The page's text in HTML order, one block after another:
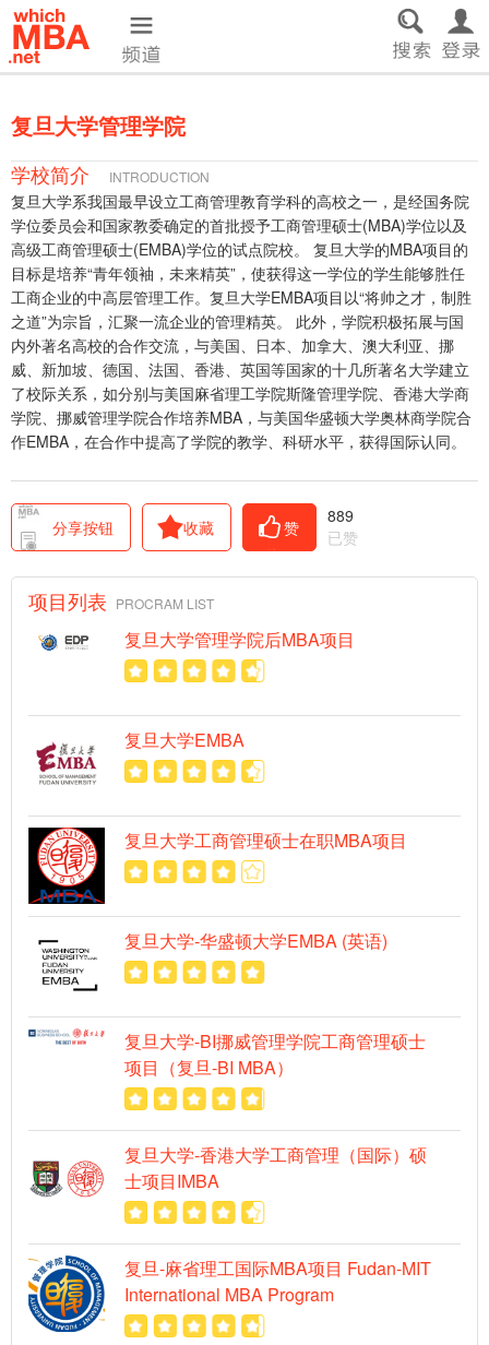
复旦大学管理学院
学校简介 INTRODUCTION
复旦大学系我国最早设立工商管理教育学科的高校之一，是经国务院
学位委员会和国家教委确定的首批授予工商管理硕士(MBA)学位以及
高级工商管理硕士(EMBA)学位的试点院校。 复旦大学的MBA项目的
目标是培养“青年领袖，未来精英”，使获得这一学位的学生能够胜任
工商企业的中高层管理工作。复旦大学EMBA项目以“将帅之才，制胜
之道”为宗旨，汇聚一流企业的管理精英。 此外，学院积极拓展与国
内外著名高校的合作交流，与美国、日本、加拿大、澳大利亚、挪
威、新加坡、德国、法国、香港、英国等国家的十几所著名大学建立
了校际关系，如分别与美国麻省理工学院斯隆管理学院、香港大学商
学院、挪威管理学院合作培养MBA，与美国华盛顿大学奥林商学院合
作EMBA，在合作中提高了学院的教学、科研水平，获得国际认同。
分享按钮 收藏 赞
889
已赞
项目列表 PROCRAM LIST
复旦大学管理学院后MBA项目
复旦大学EMBA
复旦大学工商管理硕士在职MBA项目
复旦大学-华盛顿大学EMBA (英语)
复旦大学-BI挪威管理学院工商管理硕士
项目（复旦-BI MBA）
复旦大学-香港大学工商管理（国际）硕
士项目IMBA
复旦-麻省理工国际MBA项目 Fudan-MIT
International MBA Program